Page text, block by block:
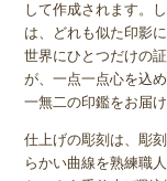
して作成されます。
は、どれも似た印影
世界にひとつだけの
が、一点一点心を込
一無二の印鑑をお届け
仕上げの彫刻は、彫
らかい曲線を熟練職